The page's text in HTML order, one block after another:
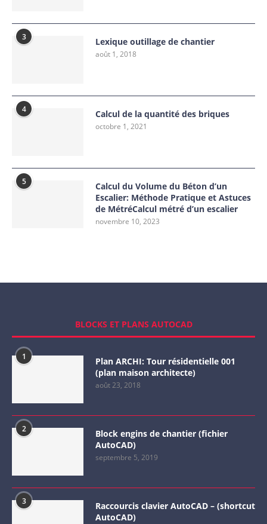
3 Lexique outillage de chantier
août 1, 2018
4 Calcul de la quantité des briques
octobre 1, 2021
5
Calcul du Volume du Béton d’un
Escalier: Méthode Pratique et Astuces
de MétréCalcul métré d’un escalier
novembre 10, 2023
BLOCKS ET PLANS AUTOCAD
1
Plan ARCHI: Tour résidentielle 001
(plan maison architecte)
août 23, 2018
2
Block engins de chantier (fichier
AutoCAD)
septembre 5, 2019
3
Raccourcis clavier AutoCAD – (shortcut
AutoCAD)